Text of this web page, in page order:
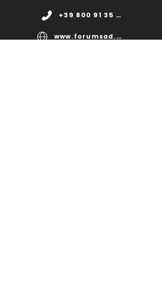
+39 800 91 35 11
www.forumsad.org